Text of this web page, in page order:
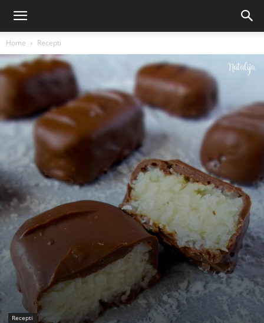
Home Recepti
Recepti